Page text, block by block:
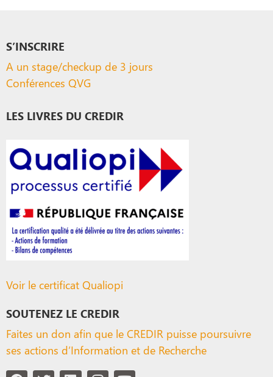
S’INSCRIRE
A un stage/checkup de 3 jours
Conférences QVG
LES LIVRES DU CREDIR
Voir le certificat Qualiopi
SOUTENEZ LE CREDIR
Faites un don afin que le CREDIR puisse poursuivre
ses actions d’Information et de Recherche